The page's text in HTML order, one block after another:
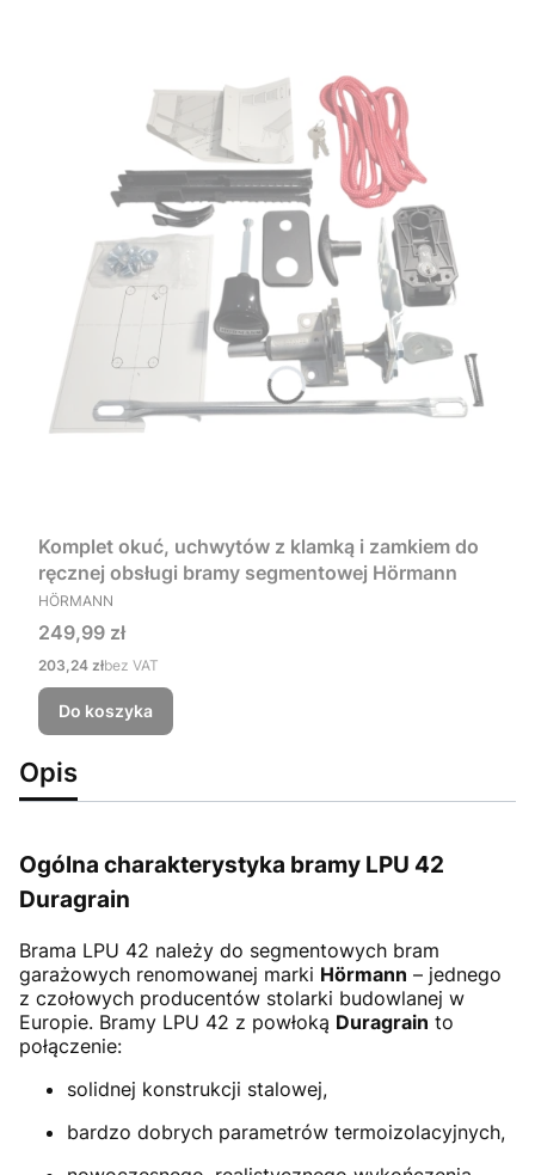
Komplet okuć, uchwytów z klamką i zamkiem do
ręcznej obsługi bramy segmentowej Hörmann
PRODUCENT
HÖRMANN
Cena
249,99 zł
Cena
203,24 złbez VAT
Do koszyka
Opis
Ogólna charakterystyka bramy LPU 42
Duragrain
Brama LPU 42 należy do segmentowych bram
garażowych renomowanej marki Hörmann – jednego
z czołowych producentów stolarki budowlanej w
Europie. Bramy LPU 42 z powłoką Duragrain to
połączenie:
solidnej konstrukcji stalowej,
bardzo dobrych parametrów termoizolacyjnych,